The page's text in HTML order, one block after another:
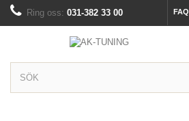
FAQ
Ring oss: 031-382 33 00